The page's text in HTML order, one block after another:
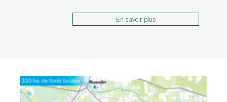
En savoir plus